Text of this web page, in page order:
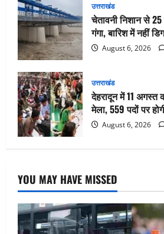
उत्तराखंड
चेतावनी निशान से
गंगा, बारिश में नहीं
August 6, 2026
उत्तराखंड
देहरादून में 11 अगस्त
मेला, 559 पदों पर
August 6, 2026
YOU MAY HAVE MISSED